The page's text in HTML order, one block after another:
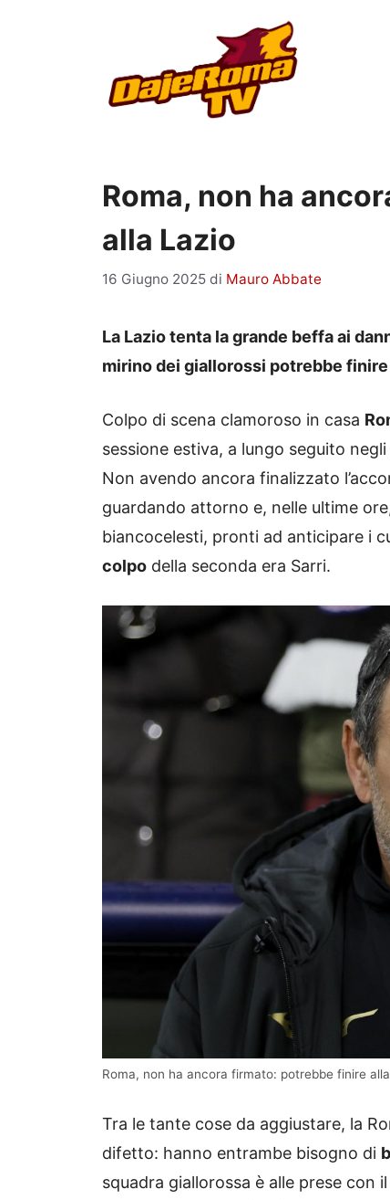
Roma, non ha
alla Lazio
16 Giugno 2025 di Mauro Abbate
La Lazio tenta la grande beffa ai
mirino dei giallorossi potrebbe
Colpo di scena clamoroso in casa
sessione estiva, a lungo seguito
Non avendo ancora finalizzato
guardando attorno e, nelle ultime
biancocelesti, pronti ad anticipare i
colpo della seconda era Sarri.
Roma, non ha ancora firmato: potrebbe finire
Tra le tante cose da aggiustare, la
difetto: hanno entrambe bisogno di
squadra giallorossa è alle prese con